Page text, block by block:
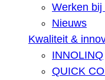
Werken bij
Nieuws
Kwaliteit &
INNOLINQ
QUICK